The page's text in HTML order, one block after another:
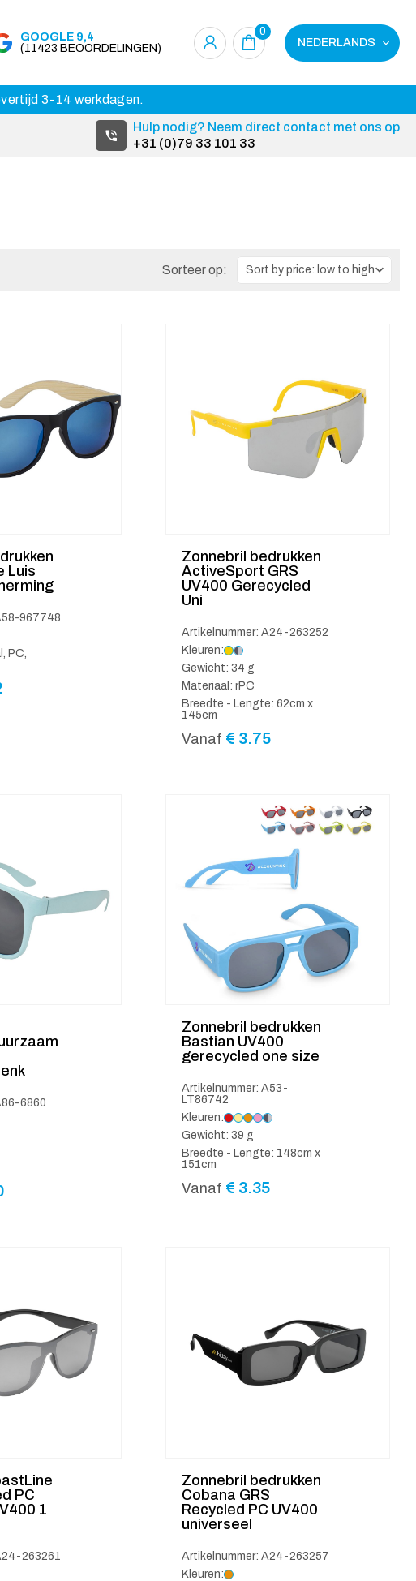
GOOGLE 9,4
(11423 BEOORDELINGEN)
0
NEDERLANDS
3-14 werkdagen.
Hulp nodig? Neem direct contact met ons op
+31 (0)79 33 101 33
Sorteer op:
Luis
967748
PC,
Zonnebril bedrukken
ActiveSport GRS
UV400 Gerecycled
Uni
Artikelnummer: A24-263252
Kleuren:
Gewicht: 34 g
Materiaal: rPC
Breedte - Lengte: 62cm x
145cm
Vanaf € 3.75
6860
Zonnebril bedrukken
Bastian UV400
gerecycled one size
Artikelnummer: A53-
LT86742
Kleuren:
Gewicht: 39 g
Breedte - Lengte: 148cm x
151cm
Vanaf € 3.35
PC
1
263261
Zonnebril bedrukken
Cobana GRS
Recycled PC UV400
universeel
Artikelnummer: A24-263257
Kleuren: